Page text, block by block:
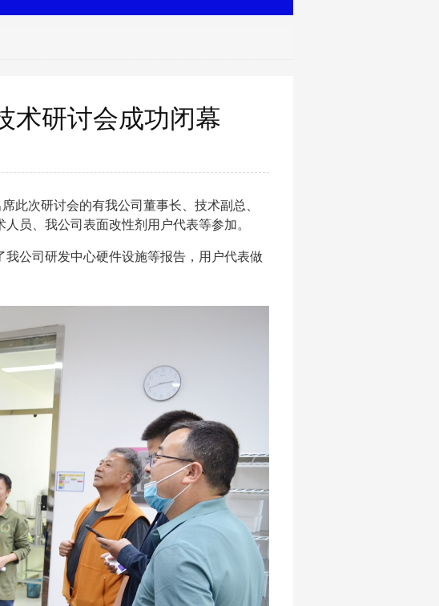
术研讨会成功闭幕
次研讨会的有我公司董事长、技术副总、
员、我公司表面改性剂用户代表等参加。
公司研发中心硬件设施等报告，用户代表做